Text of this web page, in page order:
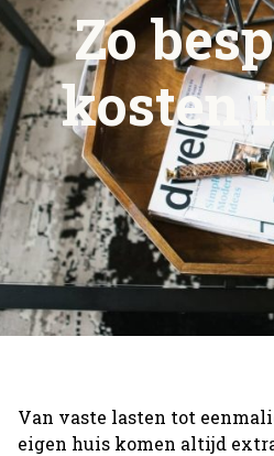
Zo
kosten
Van vaste lasten tot
eigen huis komen altijd